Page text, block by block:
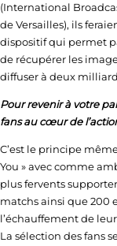
(International
de Versailles), ils
dispositif qui permet
de récupérer les
diffuser à deux
Pour revenir à votre
fans au cœur de
C’est le principe
You » avec comme
plus fervents
matchs ainsi que 200
l’échauffement de
La sélection des fans